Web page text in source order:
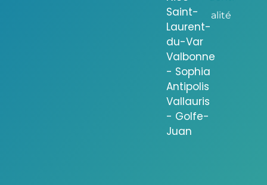
Saint-
Laurent-
du-Var
Valbonne
- Sophia
Antipolis
Vallauris
- Golfe-
Juan
alité